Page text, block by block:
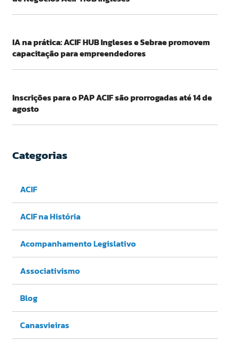
IA na prática: ACIF HUB Ingleses e Sebrae promovem
capacitação para empreendedores
Inscrições para o PAP ACIF são prorrogadas até 14 de
agosto
Categorias
ACIF
ACIF na História
Acompanhamento Legislativo
Associativismo
Blog
Canasvieiras